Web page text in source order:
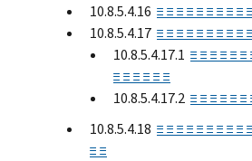
10.8.5.4.16 ≡ ≡ ≡ ≡ ≡ ≡ ≡ ≡ ≡
10.8.5.4.17 ≡ ≡ ≡ ≡ ≡ ≡ ≡ ≡ ≡
10.8.5.4.17.1 ≡ ≡ ≡ ≡ ≡ ≡
≡ ≡ ≡ ≡ ≡ ≡
10.8.5.4.17.2 ≡ ≡ ≡ ≡ ≡ ≡
10.8.5.4.18 ≡ ≡ ≡ ≡ ≡ ≡ ≡ ≡ ≡
≡ ≡